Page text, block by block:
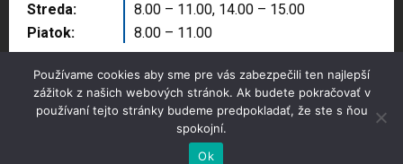
Streda:
Piatok:
8.00 – 11.00, 14.00 – 15.00
8.00 – 11.00
Copyright © 2025 Správa majetku mesta, n.o.,
Partizánske
Používame cookies aby sme pre vás zabezpečili ten najlepší
zážitok z našich webových stránok. Ak budete pokračovať v
používaní tejto stránky budeme predpokladať, že ste s ňou
spokojní.
Ok